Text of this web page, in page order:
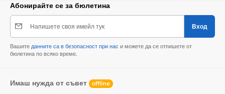
Абонирайте се за бюлетина
Напишете своя имейл тук Вход
Вашите данните са в безопасност при нас и можете да се отпишете от
бюлетина по всяко време.
Имаш нужда от съвет offline